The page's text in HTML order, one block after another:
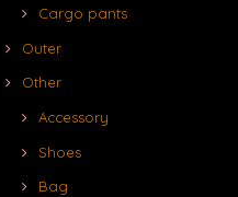
Cargo pants
Outer
Other
Accessory
Shoes
Bag